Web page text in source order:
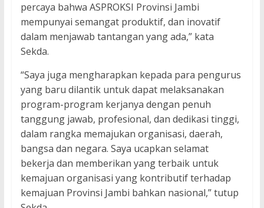
percaya bahwa ASPROKSI Provinsi Jambi
mempunyai semangat produktif, dan inovatif
dalam menjawab tantangan yang ada,” kata
Sekda.
“Saya juga mengharapkan kepada para pengurus
yang baru dilantik untuk dapat melaksanakan
program-program kerjanya dengan penuh
tanggung jawab, profesional, dan dedikasi tinggi,
dalam rangka memajukan organisasi, daerah,
bangsa dan negara. Saya ucapkan selamat
bekerja dan memberikan yang terbaik untuk
kemajuan organisasi yang kontributif terhadap
kemajuan Provinsi Jambi bahkan nasional,” tutup